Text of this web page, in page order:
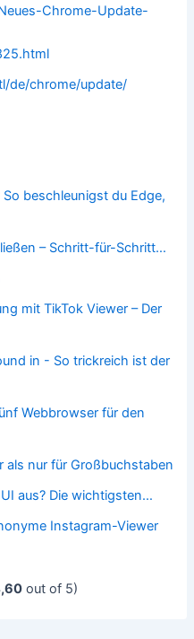
Chrome-Update-
de/chrome/update/
beschleunigst du Edge,
– Schritt-für-Schritt…
mit TikTok Viewer – Der
in - So trickreich ist der
Webbrowser für den
als nur für Großbuchstaben
aus? Die wichtigsten…
Instagram-Viewer
out of 5)